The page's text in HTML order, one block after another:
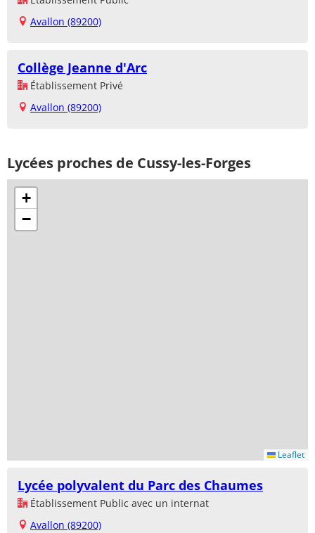
Avallon (89200)
Collège Jeanne d'Arc
Établissement Privé
Avallon (89200)
Lycées proches de Cussy-les-Forges
+
−
Leaflet
Lycée polyvalent du Parc des Chaumes
Établissement Public avec un internat
Avallon (89200)